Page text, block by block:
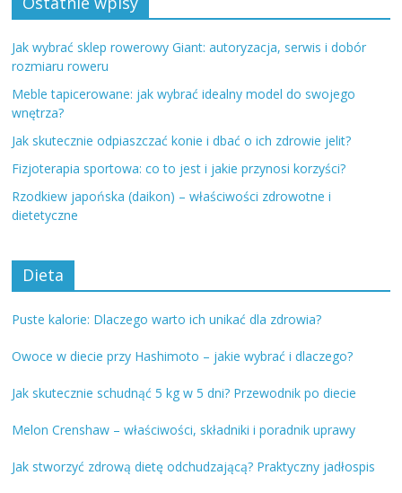
Jak wybrać sklep rowerowy Giant: autoryzacja, serwis i dobór
rozmiaru roweru
Meble tapicerowane: jak wybrać idealny model do swojego
wnętrza?
Jak skutecznie odpiaszczać konie i dbać o ich zdrowie jelit?
Fizjoterapia sportowa: co to jest i jakie przynosi korzyści?
Rzodkiew japońska (daikon) – właściwości zdrowotne i
dietetyczne
Dieta
Puste kalorie: Dlaczego warto ich unikać dla zdrowia?
Owoce w diecie przy Hashimoto – jakie wybrać i dlaczego?
Jak skutecznie schudnąć 5 kg w 5 dni? Przewodnik po diecie
Melon Crenshaw – właściwości, składniki i poradnik uprawy
Jak stworzyć zdrową dietę odchudzającą? Praktyczny jadłospis